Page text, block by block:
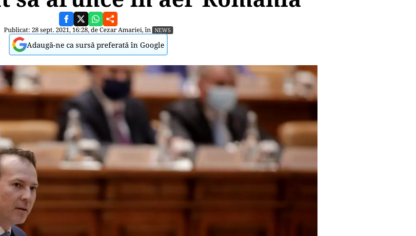
Publicat: 28 sept. 2021, 16:28, deCezar Amariei, în NEWS
Adaugă-ne ca sursă preferată în Google